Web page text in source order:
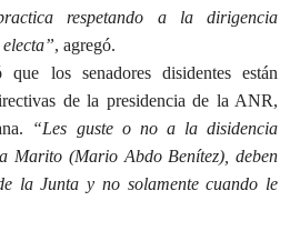
respetando a la dirigencia
, agregó.
que los senadores disidentes están
de la presidencia de la ANR,
“Les guste o no a la disidencia
Marito (Mario Abdo Benítez), deben
la Junta y no solamente cuando le